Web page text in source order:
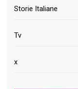
Storie Italiane
Tv
x